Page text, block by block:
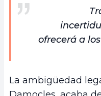
ofrecerá a
La ambigüedad